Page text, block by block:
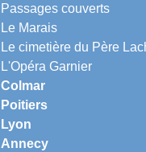
Passages couverts
Le Marais
Le cimetière du Père
L'Opéra Garnier
Colmar
Poitiers
Lyon
Annecy